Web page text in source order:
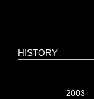
HISTORY
2003